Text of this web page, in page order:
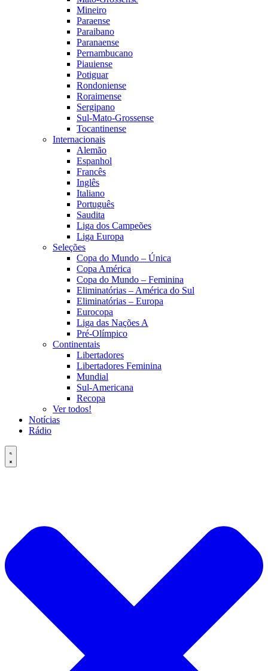
Mineiro
Paraense
Paraibano
Paranaense
Pernambucano
Piauiense
Potiguar
Rondoniense
Roraimense
Sergipano
Sul-Mato-Grossense
Tocantinense
Internacionais
Alemão
Espanhol
Francês
Inglês
Italiano
Português
Saudita
Liga dos Campeões
Liga Europa
Seleções
Copa do Mundo – Única
Copa América
Copa do Mundo – Feminina
Eliminatórias – América do Sul
Eliminatórias – Europa
Eurocopa
Liga das Nações A
Pré-Olímpico
Continentais
Libertadores
Libertadores Feminina
Mundial
Sul-Americana
Recopa
Ver todos!
Notícias
Rádio